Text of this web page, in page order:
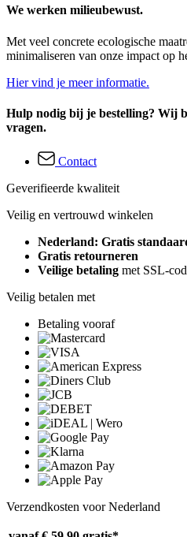
We werken milieubewust.
Met veel concrete ecologische
minimaliseren van onze impact op
Hier vind je meer informatie.
Hulp nodig bij je bestelling? Wij
vragen.
Contact
Geverifieerde kwaliteit
Veilig en vertrouwd winkelen
Nederland: Gratis
Gratis retourneren
Veilige betaling met SSL-
Veilig betalen met
Betaling vooraf
Verzendkosten voor Nederland